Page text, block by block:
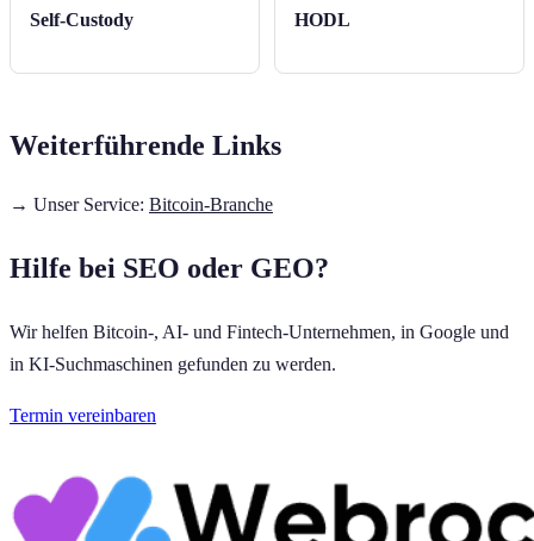
Self-Custody HODL
Weiterführende Links
→ Unser Service: Bitcoin-Branche
Hilfe bei SEO oder GEO?
Wir helfen Bitcoin-, AI- und Fintech-Unternehmen, in Google und
in KI-Suchmaschinen gefunden zu werden.
Termin vereinbaren